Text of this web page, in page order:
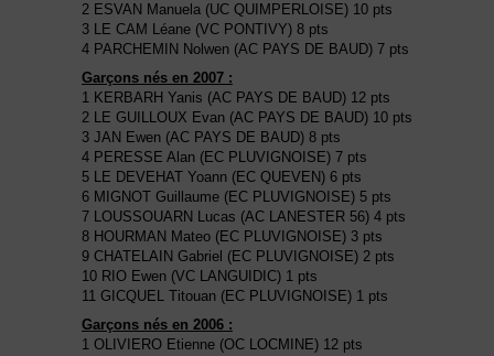
2 ESVAN Manuela (UC QUIMPERLOISE) 10 pts
3 LE CAM Léane (VC PONTIVY) 8 pts
4 PARCHEMIN Nolwen (AC PAYS DE BAUD) 7 pts
Garçons nés en 2007 :
1 KERBARH Yanis (AC PAYS DE BAUD) 12 pts
2 LE GUILLOUX Evan (AC PAYS DE BAUD) 10 pts
3 JAN Ewen (AC PAYS DE BAUD) 8 pts
4 PERESSE Alan (EC PLUVIGNOISE) 7 pts
5 LE DEVEHAT Yoann (EC QUEVEN) 6 pts
6 MIGNOT Guillaume (EC PLUVIGNOISE) 5 pts
7 LOUSSOUARN Lucas (AC LANESTER 56) 4 pts
8 HOURMAN Mateo (EC PLUVIGNOISE) 3 pts
9 CHATELAIN Gabriel (EC PLUVIGNOISE) 2 pts
10 RIO Ewen (VC LANGUIDIC) 1 pts
11 GICQUEL Titouan (EC PLUVIGNOISE) 1 pts
Garçons nés en 2006 :
1 OLIVIERO Etienne (OC LOCMINE) 12 pts